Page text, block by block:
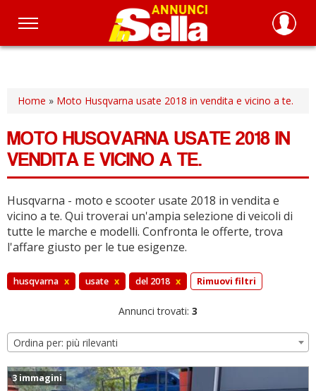
Salta
principale
Home » Moto Husqvarna usate 2018 in vendita e vicino a te.
MOTO HUSQVARNA USATE 2018 IN
VENDITA E VICINO A TE.
Husqvarna - moto e scooter usate 2018 in vendita e
vicino a te. Qui troverai un'ampia selezione di veicoli di
tutte le marche e modelli. Confronta le offerte, trova
l'affare giusto per le tue esigenze.
husqvarna x usate x del 2018 x Rimuovi filtri
Annunci trovati: 3
Ordina per: più rilevanti
3 immagini